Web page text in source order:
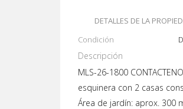
DETALLES DE LA
Condición
Descripción
MLS-26-1800
esquinera con 2 casas
Área de jardín: aprox. 300